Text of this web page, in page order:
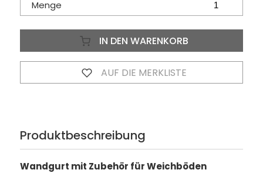
Menge
IN DEN WARENKORB
AUF DIE MERKLISTE
Produktbeschreibung
Wandgurt mit Zubehör für Weichböden